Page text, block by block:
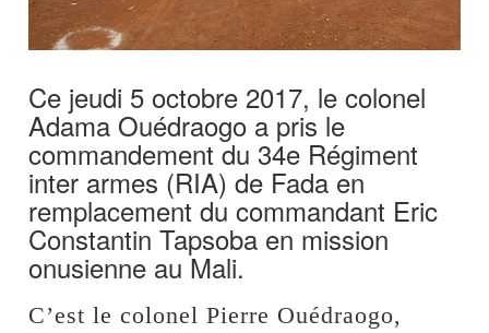
Ce jeudi 5 octobre 2017, le colonel
Adama Ouédraogo a pris le
commandement du 34e Régiment
inter armes (RIA) de Fada en
remplacement du commandant Eric
Constantin Tapsoba en mission
onusienne au Mali.
C’est le colonel Pierre Ouédraogo,